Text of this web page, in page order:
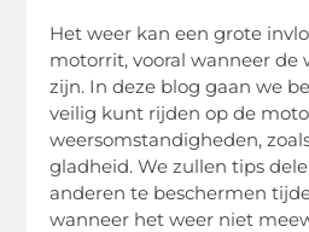
Het weer kan een grote
motorrit, vooral wanneer de
zijn. In deze blog gaan we
veilig kunt rijden op de
weersomstandigheden,
gladheid. We zullen tips
anderen te beschermen
wanneer het weer niet